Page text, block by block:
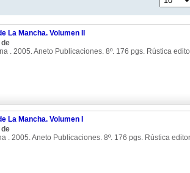
La Mancha. Volumen II
. 2005. Aneto Publicaciones. 8º. 176 pgs. Rústica
La Mancha. Volumen I
. 2005. Aneto Publicaciones. 8º. 176 pgs. Rústica